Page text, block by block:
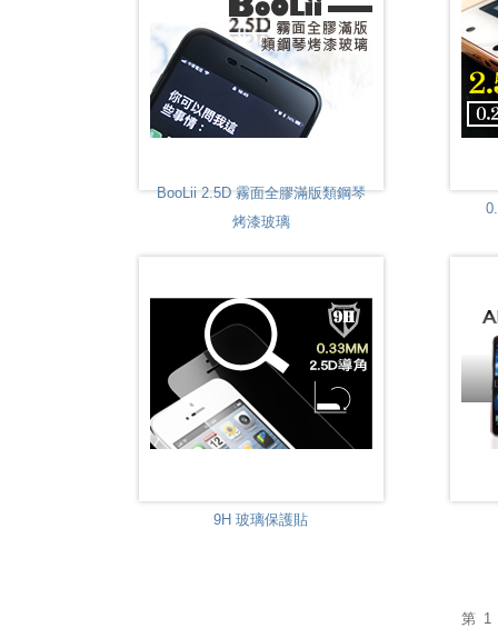
BooLii 2.5D 霧面全膠滿版類鋼琴
烤漆玻璃
9H 玻璃保護貼
第